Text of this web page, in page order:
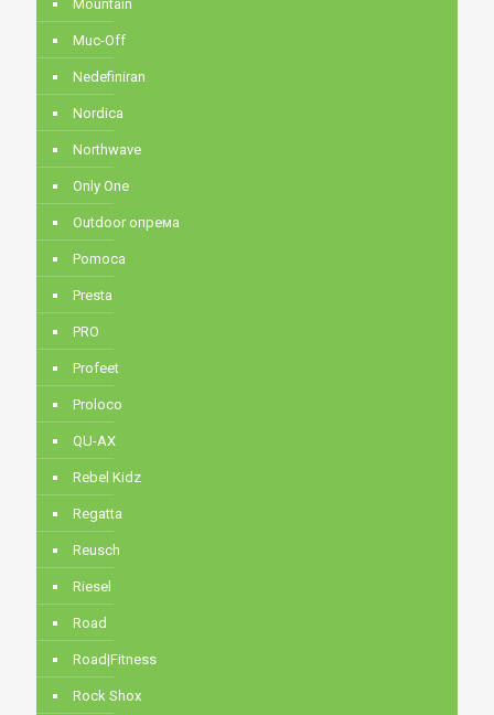
Mountain
Muc-Off
Nedefiniran
Nordica
Northwave
Only One
Outdoor опрема
Pomoca
Presta
PRO
Profeet
Proloco
QU-AX
Rebel Kidz
Regatta
Reusch
Riesel
Road
Road|Fitness
Rock Shox